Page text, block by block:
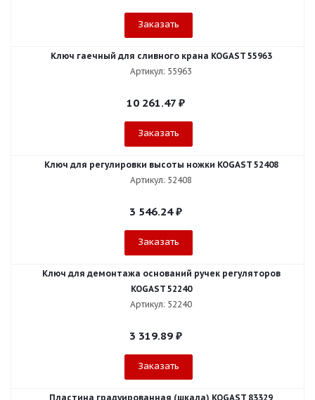
Заказать
Ключ гаечный для сливного крана KOGAST 55963
Артикул: 55963
10 261.47 ₽
Заказать
Ключ для регулировки высоты ножки KOGAST 52408
Артикул: 52408
3 546.24₽
Заказать
Ключ для демонтажа оснований ручек регуляторов
KOGAST 52240
Артикул: 52240
3 319.89 ₽
Заказать
Пластина градуированная (шкала) KOGAST 83329